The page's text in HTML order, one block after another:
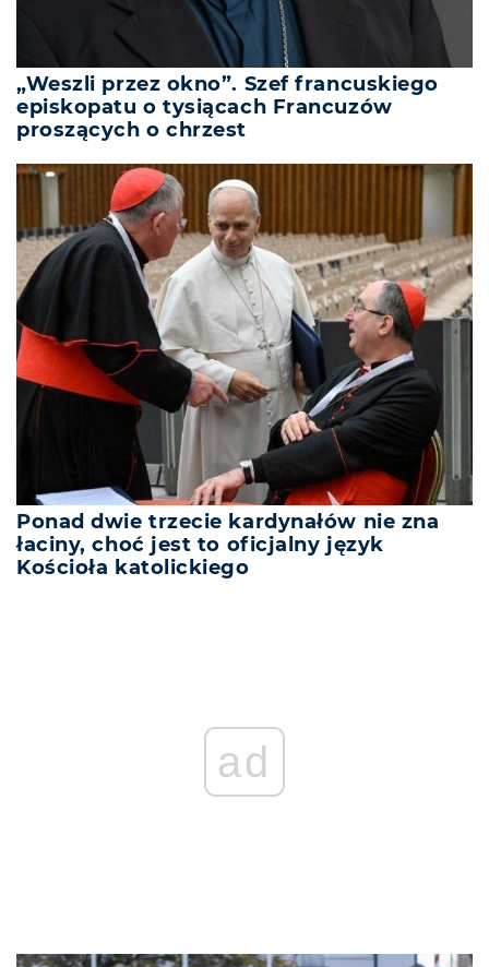
„Weszli przez okno”. Szef francuskiego
episkopatu o tysiącach Francuzów
proszących o chrzest
Ponad dwie trzecie kardynałów nie zna
łaciny, choć jest to oficjalny język
Kościoła katolickiego
ad